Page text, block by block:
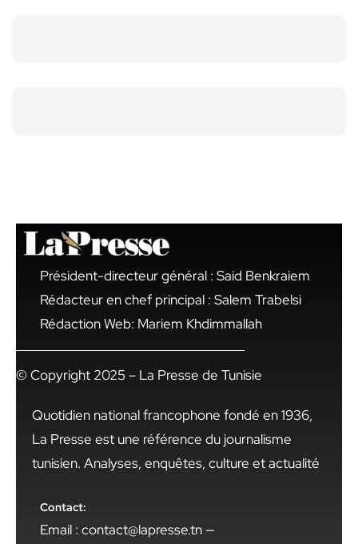
Président-directeur général : Said Benkraiem
Rédacteur en chef principal : Salem Trabelsi
Rédaction Web: Mariem Khdimmallah
© Copyright 2025 – La Presse de Tunisie
Quotidien national francophone fondé en 1936,
La Presse est une référence du journalisme
tunisien. Analyses, enquêtes, culture et actualité
Contact:
Email : contact@lapresse.tn —